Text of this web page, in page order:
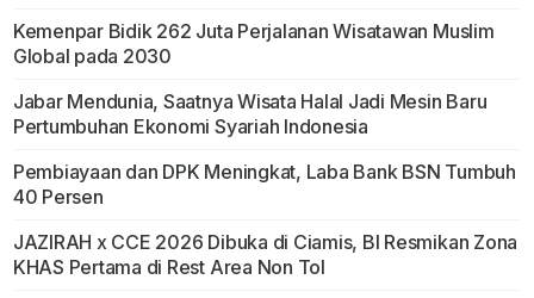
Kemenpar Bidik 262 Juta Perjalanan Wisatawan Muslim
Global pada 2030
Jabar Mendunia, Saatnya Wisata Halal Jadi Mesin Baru
Pertumbuhan Ekonomi Syariah Indonesia
Pembiayaan dan DPK Meningkat, Laba Bank BSN Tumbuh
40 Persen
JAZIRAH x CCE 2026 Dibuka di Ciamis, BI Resmikan Zona
KHAS Pertama di Rest Area Non Tol